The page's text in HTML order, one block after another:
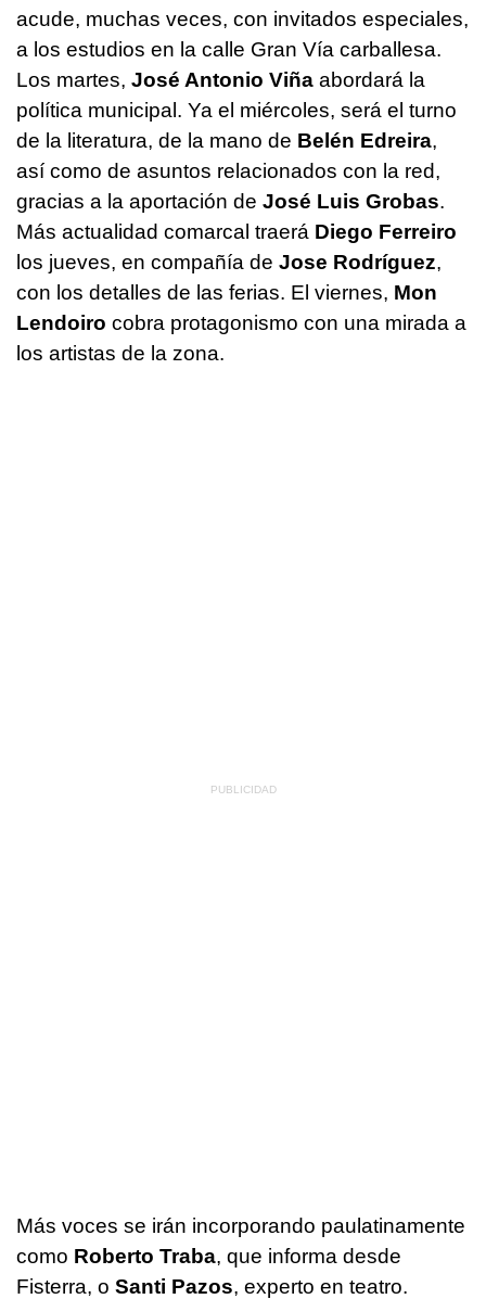
acude, muchas veces, con invitados especiales,
a los estudios en la calle Gran Vía carballesa.
Los martes, José Antonio Viña abordará la
política municipal. Ya el miércoles, será el turno
de la literatura, de la mano de Belén Edreira,
así como de asuntos relacionados con la red,
gracias a la aportación de José Luis Grobas.
Más actualidad comarcal traerá Diego Ferreiro
los jueves, en compañía de Jose Rodríguez,
con los detalles de las ferias. El viernes, Mon
Lendoiro cobra protagonismo con una mirada a
los artistas de la zona.
Más voces se irán incorporando paulatinamente
como Roberto Traba, que informa desde
Fisterra, o Santi Pazos, experto en teatro.